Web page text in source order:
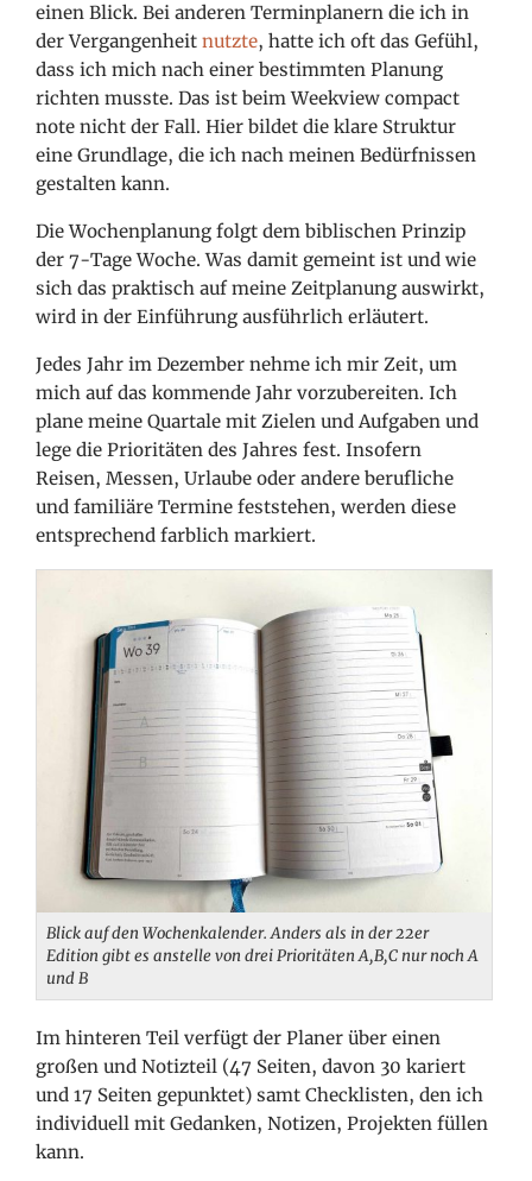
einen Blick. Bei anderen Terminplanern die ich in
der Vergangenheitnutzte, hatte ich oft das Gefühl,
dass ich mich nach einer bestimmten Planung
richten musste. Das ist beim Weekview compact
note nicht der Fall. Hier bildet die klare Struktur
eine Grundlage, die ich nach meinen Bedürfnissen
gestalten kann.
Die Wochenplanung folgt dem biblischen Prinzip
der 7-Tage Woche. Was damit gemeint ist und wie
sich das praktisch auf meine Zeitplanung auswirkt,
wird in der Einführung ausführlich erläutert.
Jedes Jahr im Dezember nehme ich mir Zeit, um
mich auf das kommende Jahr vorzubereiten. Ich
plane meine Quartale mit Zielen und Aufgaben und
lege die Prioritäten des Jahres fest. Insofern
Reisen, Messen, Urlaube oder andere berufliche
und familiäre Termine feststehen, werden diese
entsprechend farblich markiert.
Blick auf den Wochenkalender. Anders als in der 22er
Edition gibt es anstelle von drei Prioritäten A,B,C nur noch A
und B
Im hinteren Teil verfügt der Planer über einen
großen und Notizteil (47 Seiten, davon 30 kariert
und 17 Seiten gepunktet) samt Checklisten, den ich
individuell mit Gedanken, Notizen, Projekten füllen
kann.